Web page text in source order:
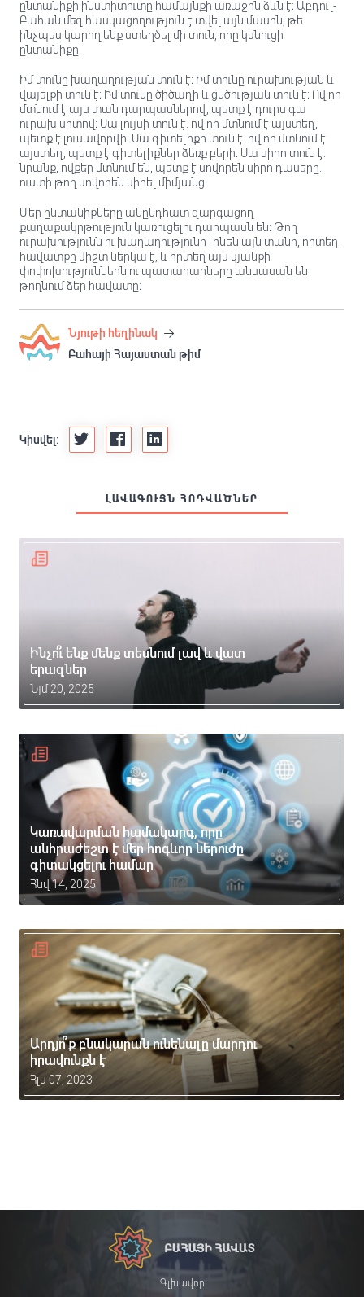
ընտանիքի ինստիտուտը համայնքի առաջին ձևն է։ Աբդուլ-
Բահան մեզ հասկացողություն է տվել այն մասին, թե
ինչպես կարող ենք ստեղծել մի տուն, որը կսնուցի
ընտանիքը.
Իմ տունը խաղաղության տուն է։ Իմ տունը ուրախության և
վայելքի տուն է։ Իմ տունը ծիծաղի և ցնծության տուն է։ Ով որ
մտնում է այս տան դարպասներով, պետք է դուրս գա
ուրախ սրտով։ Սա լույսի տուն է. ով որ մտնում է այստեղ,
պետք է լուսավորվի։ Սա գիտելիքի տուն է. ով որ մտնում է
այստեղ, պետք է գիտելիքներ ձեռք բերի։ Սա սիրո տուն է.
նրանք, ովքեր մտնում են, պետք է սովորեն սիրո դասերը.
ուստի թող սովորեն սիրել միմյանց։
Մեր ընտանիքները անընդհատ զարգացող
քաղաքակրթություն կառուցելու դարպասն են։ Թող
ուրախությունն ու խաղաղությունը լինեն այն տանը, որտեղ
հավատքը միշտ ներկա է, և որտեղ այս կյանքի
փոփոխություններն ու պատահարները անսասան են
թողնում ձեր հավատը։
Նյութի հեղինակ
Բահայի Հայաստան թիմ
Կիսվել:
ԼԱՎԱԳՈՒՅՆ ՀՈԴՎԱԾՆԵՐ
Ինչո՞ւ ենք մենք տեսնում լավ և վատ
երազներ
Նյմ 20, 2025
Կառավարման համակարգ, որը
անհրաժեշտ է մեր հոգևոր ներուժը
գիտակցելու համար
Հնվ 14, 2025
Արդյո՞ք բնակարան ունենալը մարդու
իրավունքն է
Հլս 07, 2023
Գլխավոր